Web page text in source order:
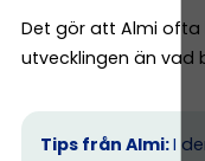
Det gör att Almi
utvecklingen än vad
Tips från Almi:I